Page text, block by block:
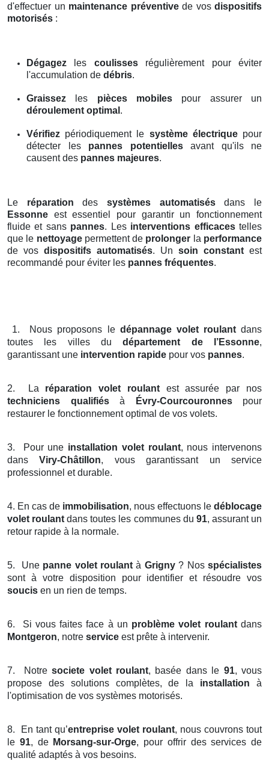
d'effectuer un maintenance préventivede vos dispositifs
motorisés :
Dégagez les coulissesrégulièrement pour éviter
l'accumulation de débris.
Graissez les pièces mobiles pour assurer un
déroulement optimal .
Vérifiez périodiquement le système électriquepour
détecter les pannes potentiellesavant qu'ils ne
causent des pannes majeures.
Le réparation dessystèmes automatisésdans le
Essonne est essentiel pour garantir un fonctionnement
fluide et sans pannes. Les interventions efficacestelles
que le nettoyagepermettent de prolonger la performance
de vos dispositifs automatisés. Un soin constant est
recommandé pour éviter les pannes fréquentes.
1. Nous proposons le dépannage volet roulantdans
toutes les villes dudépartement de l’Essonne,
garantissant une intervention rapide pour vos pannes.
2. La réparation volet roulantest assurée par nos
techniciens qualifiésà Évry-Courcouronnespour
restaurer le fonctionnement optimal de vos volets.
3. Pour une installation volet roulant, nous intervenons
dansViry-Châtillon, vous garantissant un service
professionnel et durable.
4. En cas de immobilisation, nous effectuons le déblocage
volet roulant dans toutes les communes du 91, assurant un
retour rapide à la normale.
5. Une panne volet roulant à Grigny? Nosspécialistes
sont à votre disposition pour identifier et résoudre vos
soucis en un rien de temps.
6. Si vous faites face à un problème volet roulantdans
Montgeron, notre service est prête à intervenir.
7. Notresociete volet roulant, basée dans le 91, vous
propose des solutions complètes, de la installation à
l'optimisation de vos systèmes motorisés.
8. En tant qu’entreprise volet roulant, nous couvrons tout
le 91, de Morsang-sur-Orge, pour offrir des services de
qualité adaptés à vos besoins.